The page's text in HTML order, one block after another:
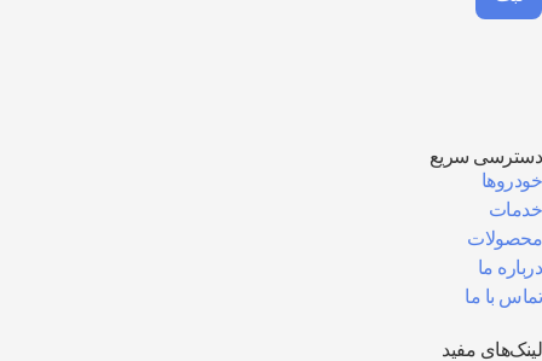
سریع
ما
با ما
مفید